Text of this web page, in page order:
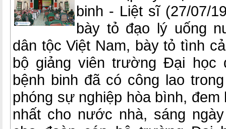
binh - Liệt sĩ (27/07/
bày tỏ đạo lý uống
dân tộc Việt Nam, bày tỏ tình
bộ giảng viên trường Đại học
bệnh binh đã có công lao
phóng sự nghiệp hòa bình, đem
nhất cho nước nhà, sáng